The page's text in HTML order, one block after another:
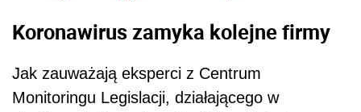
Koronawirus zamyka kolejne firmy
Jak zauważają eksperci z Centrum
Monitoringu Legislacji, działającego w